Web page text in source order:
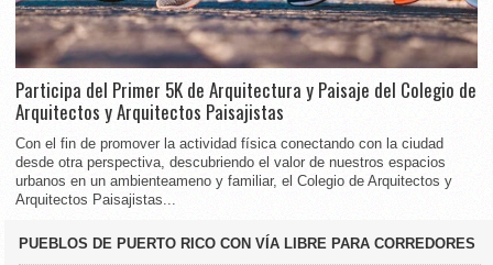
Participa del Primer 5K de Arquitectura y Paisaje del Colegio de
Arquitectos y Arquitectos Paisajistas
Con el fin de promover la actividad física conectando con la ciudad
desde otra perspectiva, descubriendo el valor de nuestros espacios
urbanos en un ambienteameno y familiar, el Colegio de Arquitectos y
Arquitectos Paisajistas...
PUEBLOS DE PUERTO RICO CON VÍA LIBRE PARA CORREDORES